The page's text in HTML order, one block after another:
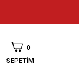
0
SEPETIM